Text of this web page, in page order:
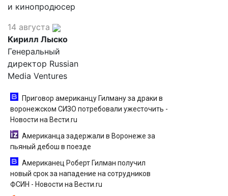
и кинопродюсер
14 августа
Кирилл Лыско
Генеральный
директор Russian
Media Ventures
Приговор американцу Гилману за драки в
воронежском СИЗО потребовали ужесточить -
Новости на Вести.ru
Американца задержали в Воронеже за
пьяный дебош в поезде
Американец Роберт Гилман получил
новый срок за нападение на сотрудников
ФСИН - Новости на Вести.ru